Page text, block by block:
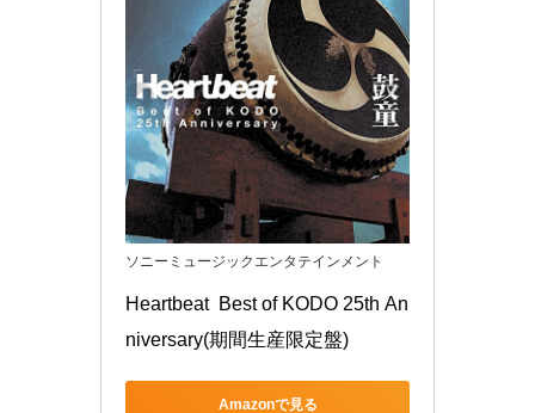
ソニーミュージックエンタテインメント
Heartbeat  Best of KODO 25th An
niversary(期間生産限定盤)
Amazonで見る